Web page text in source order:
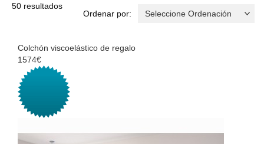
50 resultados
Ordenar por:
Colchón viscoelástico de regalo
1574€